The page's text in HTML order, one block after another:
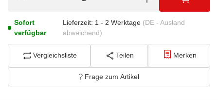
Sofort
verfügbar
Lieferzeit: 1 - 2 Werktage (DE - Ausland
abweichend)
Vergleichsliste Teilen Merken
Frage zum Artikel